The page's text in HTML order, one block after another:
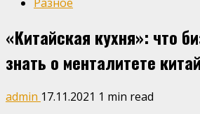
«Китайская кухня»: что
знать о менталитете
admin 17.11.2021 1 min read